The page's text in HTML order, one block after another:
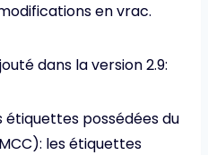
en vrac.
dans la version 2.9:
étiquettes possédées du
les étiquettes